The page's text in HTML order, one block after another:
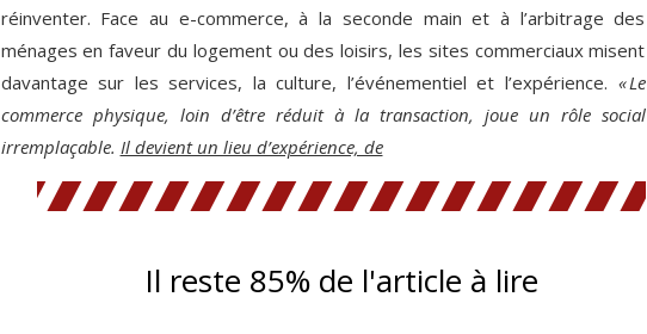
réinventer. Face au e-commerce, à la seconde main et à l’arbitrage des
ménages en faveur du logement ou des loisirs, les sites commerciaux misent
davantage sur les services, la culture, l’événementiel et l’expérience. « Le
commerce physique, loin d’être réduit à la transaction, joue un rôle social
irremplaçable. Il devient un lieu d’expérience, de
Il reste 85% de l'article à lire